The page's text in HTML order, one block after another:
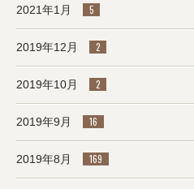
2021年1月 5
2019年12月 2
2019年10月 2
2019年9月 16
2019年8月 169